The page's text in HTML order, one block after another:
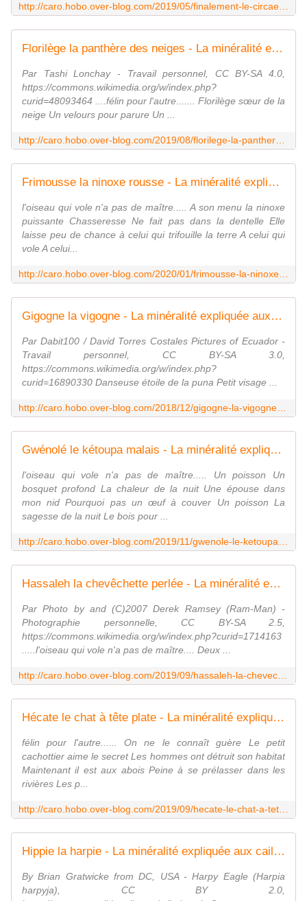
Florilège la panthère des neiges - La minéralité expliquée aux cailloux
Par Tashi Lonchay - Travail personnel, CC BY-SA 4.0,
https://commons.wikimedia.org/w/index.php?
curid=48093464 ....félin pour l'autre....... Florilège sœur de la
neige Un velours pour parure Un ...
Frimousse la ninoxe rousse - La minéralité expliquée aux cailloux
l'oiseau qui vole n'a pas de maître..... A son menu la ninoxe
puissante Chasseresse Ne fait pas dans la dentelle Elle
laisse peu de chance à celui qui trifouille la terre A celui qui
vole A celui...
Gigogne la vigogne - La minéralité expliquée aux cailloux
Par Dabit100 / David Torres Costales Pictures of Ecuador -
Travail personnel, CC BY-SA 3.0,
https://commons.wikimedia.org/w/index.php?
curid=16890330 Danseuse étoile de la puna Petit visage ...
Gwénolé le kétoupa malais - La minéralité expliquée aux cailloux
l'oiseau qui vole n'a pas de maître..... Un poisson Un
bosquet profond La chaleur de la nuit Une épouse dans
mon nid Pourquoi pas un œuf à couver Un poisson La
sagesse de la nuit Le bois pour ...
Hassaleh la chevêchette perlée - La minéralité expliquée aux cailloux
Par Photo by and (C)2007 Derek Ramsey (Ram-Man) -
Photographie personnelle, CC BY-SA 2.5,
https://commons.wikimedia.org/w/index.php?curid=1714163
.....l'oiseau qui vole n'a pas de maître.... Deux ...
Hécate le chat à tête plate - La minéralité expliquée aux cailloux
félin pour l'autre...... On ne le connaît guère Le petit
cachottier aime le secret Les hommes ont détruit son habitat
Maintenant il est aux abois Peine à se prélasser dans les
rivières Les p...
Hippie la harpie - La minéralité expliquée aux cailloux
By Brian Gratwicke from DC, USA - Harpy Eagle (Harpia
harpyja), CC BY 2.0,